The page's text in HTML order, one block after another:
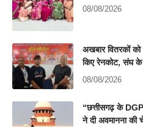
08/08/2026
अखबार वितरकों को
किए रेनकोट, संघ के
08/08/2026
“छत्तीसगढ़ के
ने दी अवमानना की